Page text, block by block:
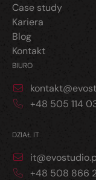
Case study
Kariera
Blog
Kontakt
BIURO
+48 505 114
DZIAŁ IT
+48 508 866